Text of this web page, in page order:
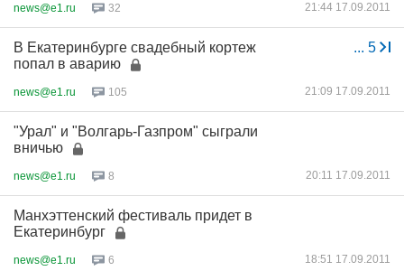
news@e1.ru 32 21:44 17.09.2011
... 5
В Екатеринбурге свадебный кортеж
попал в аварию
news@e1.ru 105 21:09 17.09.2011
"Урал" и "Волгарь-Газпром" сыграли
вничью
news@e1.ru 8 20:11 17.09.2011
Манхэттенский фестиваль придет в
Екатеринбург
news@e1.ru 6 18:51 17.09.2011